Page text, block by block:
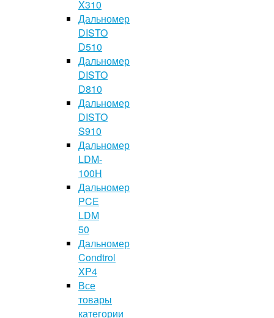
X310
Дальномер
DISTO
D510
Дальномер
DISTO
D810
Дальномер
DISTO
S910
Дальномер
LDM-
100H
Дальномер
PCE
LDM
50
Дальномер
Condtrol
XP4
Все
товары
категории